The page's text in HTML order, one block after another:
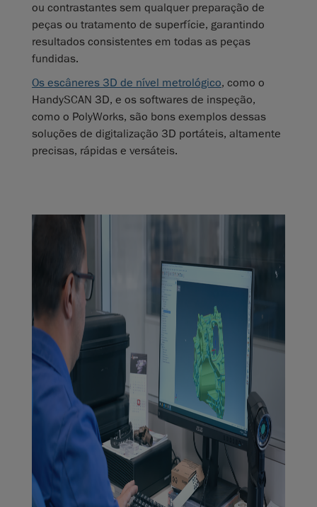
ou contrastantes sem qualquer preparação de
peças ou tratamento de superfície, garantindo
resultados consistentes em todas as peças
fundidas.
Os escâneres 3D de nível metrológico, como o
HandySCAN 3D, e os softwares de inspeção,
como o PolyWorks, são bons exemplos dessas
soluções de digitalização 3D portáteis, altamente
precisas, rápidas e versáteis.